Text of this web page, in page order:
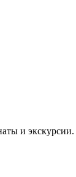
и экскурсии.